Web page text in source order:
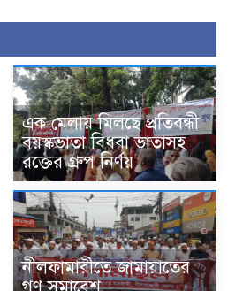
এক মেলায় মিলছে প্রতিবন্ধী
বয়স্কভাতা বিধবা ভাতাসহ
রক্তের গ্রুপ নির্ণয়
নীলফামারীতে জামায়াতের